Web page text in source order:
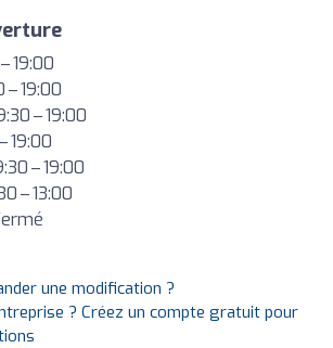
19:00
19:00
– 19:00
19:00
– 19:00
– 13:00
une modification ?
? Créez un compte gratuit pour